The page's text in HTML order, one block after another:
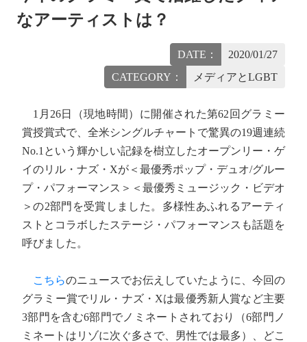
なアーティストは？
DATE：
2020/01/27
CATEGORY：
メディアとLGBT
1月26日（現地時間）に開催された第62回グラミー
賞授賞式で、全米シングルチャートで驚異の19週連続
No.1という輝かしい記録を樹立したオープンリー・ゲ
イのリル・ナズ・Xが＜最優秀ポップ・デュオ/グルー
プ・パフォーマンス＞＜最優秀ミュージック・ビデオ
＞の2部門を受賞しました。多様性あふれるアーティ
ストとコラボしたステージ・パフォーマンスも話題を
呼びました。
こちらのニュースでお伝えしていたように、今回の
グラミー賞でリル・ナズ・Xは最優秀新人賞など主要
3部門を含む6部門でノミネートされており（6部門ノ
ミネートはリゾに次ぐ多さで、男性では最多）、どこ